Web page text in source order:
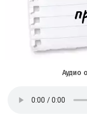
Аудио